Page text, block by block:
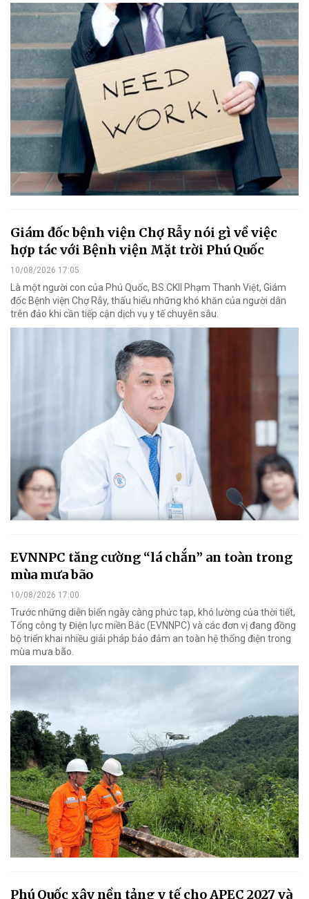
Giám đốc bệnh viện Chợ Rẫy nói gì về việc
hợp tác với Bệnh viện Mặt trời Phú Quốc
10/08/2026 17:05
Là một người con của Phú Quốc, BS.CKII Phạm Thanh Việt, Giám
đốc Bệnh viện Chợ Rẫy, thấu hiểu những khó khăn của người dân
trên đảo khi cần tiếp cận dịch vụ y tế chuyên sâu.
EVNNPC tăng cường “lá chắn” an toàn trong
mùa mưa bão
10/08/2026 17:00
Trước những diễn biến ngày càng phức tạp, khó lường của thời tiết,
Tổng công ty Điện lực miền Bắc (EVNNPC) và các đơn vị đang đồng
bộ triển khai nhiều giải pháp bảo đảm an toàn hệ thống điện trong
mùa mưa bão.
Phú Quốc xây nền tảng y tế cho APEC 2027 và